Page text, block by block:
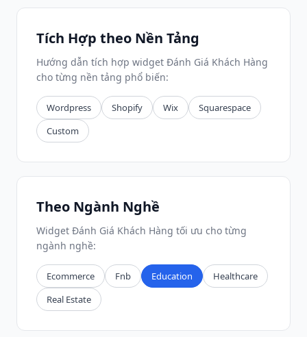
Tích Hợp theo Nền Tảng
Hướng dẫn tích hợp widget Đánh Giá Khách Hàng
cho từng nền tảng phổ biến:
Wordpress Shopify Wix
Squarespace
Custom
Theo Ngành Nghề
Widget Đánh Giá Khách Hàng tối ưu cho từng
ngành nghề:
Ecommerce Fnb Education
Healthcare
Real Estate